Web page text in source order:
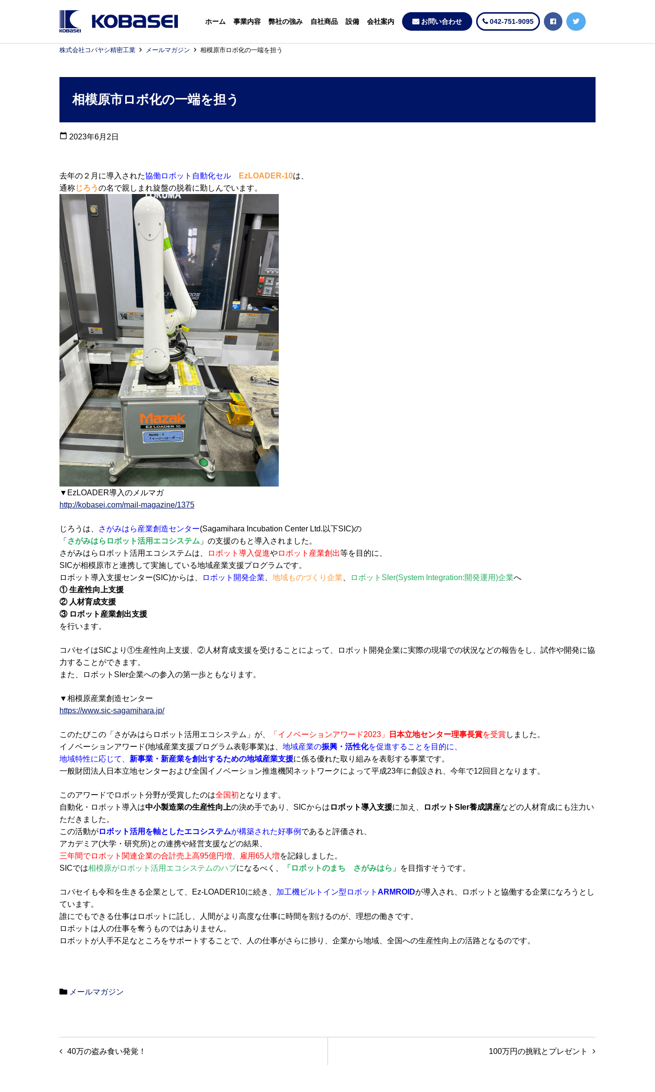
ホーム 事業内容 弊社の強み 自社商品 設備 会社案内 お問い合わせ 042-751-9095
株式会社コバヤシ精密工業 メールマガジン 相模原市ロボ化の一端を担う
相模原市ロボ化の一端を担う
calendar_today 2023年6月2日
去年の２月に導入された協働ロボット自動化セル EzLOADER-10は、
通称じろうの名で親しまれ旋盤の脱着に勤しんでいます。
▼EzLOADER導入のメルマガ
http://kobasei.com/mail-magazine/1375
じろうは、 さがみはら産業創造センター(Sagamihara Incubation Center Ltd.以下SIC)の
「 さがみはらロボット活用エコシステム 」の支援のもと導入されました。
さがみはらロボット活用エコシステムは、
ロボット導入促進やロボット産業創出等を目的に、
SICが相模原市と連携して実施している地域産業支援プログラムです。
ロボット導入支援センター(SIC)からは、
ロボット開発企業、 地域ものづくり企業、 ロボットSIer(System Integration:開発運用)企業へ
① 生産性向上支援
② 人材育成支援
③ ロボット産業創出支援
を行います。
コバセイはSICより①生産性向上支援、②人材育成支援を受けることによって、ロボット開発企業に実際の現場での状況などの報告をし、試作や開発に協
力することができます。
また、ロボットSIer企業への参入の第一歩ともなります。
▼相模原産業創造センター
https://www.sic-sagamihara.jp/
このたびこの「さがみはらロボット活用エコシステム」が、 「イノベーションアワード2023」 日本立地センター理事長賞を受賞 しました。
イノベーションアワード(地域産業支援プログラム表彰事業)は、 地域産業の振興・活性化を促進することを目的に、
地域特性に応じて、 新事業・新産業を創出するための地域産業支援に係る優れた取り組みを表彰する事業です。
一般財団法人日本立地センターおよび全国イノベーション推進機関ネットワークによって平成23年に創設され、今年で12回目となります。
このアワードでロボット分野が受賞したのは全国初となります。
自動化・ロボット導入は中小製造業の生産性向上の決め手であり、SICからは ロボット導入支援に加え、 ロボットSIer養成講座などの人材育成にも注力い
ただきました。
この活動がロボット活用を軸としたエコシステムが構築された好事例 であると評価され、
アカデミア(大学・研究所)との連携や経営支援などの結果、
三年間でロボット関連企業の合計売上高95億円増、雇用65人増を記録しました。
SICでは相模原がロボット活用エコシステムのハブになるべく、 「ロボットのまち さがみはら」 を目指すそうです。
コバセイも令和を生きる企業として、Ez-LOADER10に続き、 加工機ビルトイン型ロボット ARMROIDが導入され、ロボットと協働する企業になろうとし
ています。
誰にでもできる仕事はロボットに託し、人間がより高度な仕事に時間を割けるのが、理想の働きです。
ロボットは人の仕事を奪うものではありません。
ロボットが人手不足なところをサポートすることで、人の仕事がさらに捗り、企業から地域、全国への生産性向上の活路となるのです。
メールマガジン
投
100万円の挑戦とプレゼント
40万の盗み食い発覚！